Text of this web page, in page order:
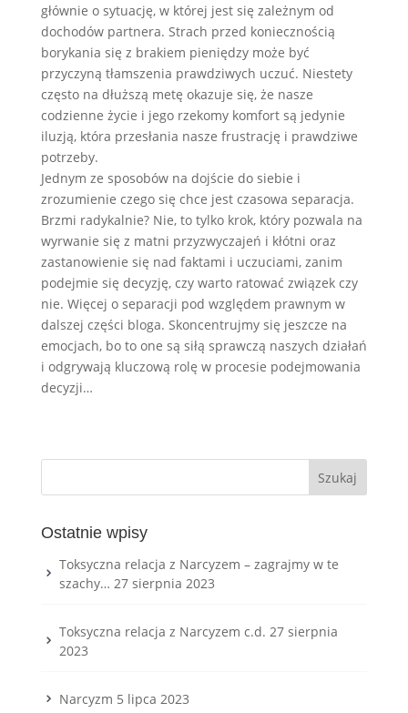
głównie o sytuację, w której jest się zależnym od
dochodów partnera. Strach przed koniecznością
borykania się z brakiem pieniędzy może być
przyczyną tłamszenia prawdziwych uczuć. Niestety
często na dłuższą metę okazuje się, że nasze
codzienne życie i jego rzekomy komfort są jedynie
iluzją, która przesłania nasze frustrację i prawdziwe
potrzeby.
Jednym ze sposobów na dojście do siebie i
zrozumienie czego się chce jest czasowa separacja.
Brzmi radykalnie? Nie, to tylko krok, który pozwala na
wyrwanie się z matni przyzwyczajeń i kłótni oraz
zastanowienie się nad faktami i uczuciami, zanim
podejmie się decyzję, czy warto ratować związek czy
nie. Więcej o separacji pod względem prawnym w
dalszej części bloga. Skoncentrujmy się jeszcze na
emocjach, bo to one są siłą sprawczą naszych działań
i odgrywają kluczową rolę w procesie podejmowania
decyzji…
Ostatnie wpisy
Toksyczna relacja z Narcyzem – zagrajmy w te
szachy… 27 sierpnia 2023
Toksyczna relacja z Narcyzem c.d. 27 sierpnia
2023
Narcyzm 5 lipca 2023